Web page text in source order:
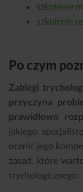
szkolenie
szkolenie
Po czym
Zabiegi
przyczyna
prawidłowo
jakiego
ocenić jego
zasad, które
trychologicznego: